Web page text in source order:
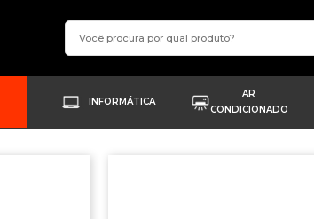
INFORMÁTICA
AR
CONDICIONADO